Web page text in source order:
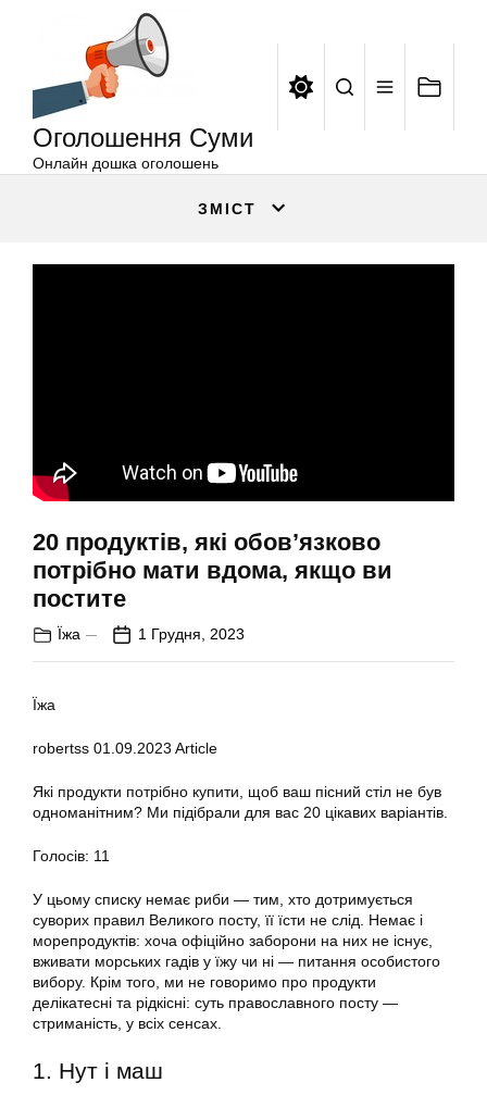
Оголошення Суми
Онлайн дошка оголошень
ЗМІСТ
20 продуктів, які обов’язково
потрібно мати вдома, якщо ви
постите
Їжа 1 Грудня, 2023
Їжа
robertss 01.09.2023 Article
Які продукти потрібно купити, щоб ваш пісний стіл не був
одноманітним? Ми підібрали для вас 20 цікавих варіантів.
Голосів: 11
У цьому списку немає риби — тим, хто дотримується
суворих правил Великого посту, її їсти не слід. Немає і
морепродуктів: хоча офіційно заборони на них не існує,
вживати морських гадів у їжу чи ні — питання особистого
вибору. Крім того, ми не говоримо про продукти
делікатесні та рідкісні: суть православного посту —
стриманість, у всіх сенсах.
1. Нут і маш